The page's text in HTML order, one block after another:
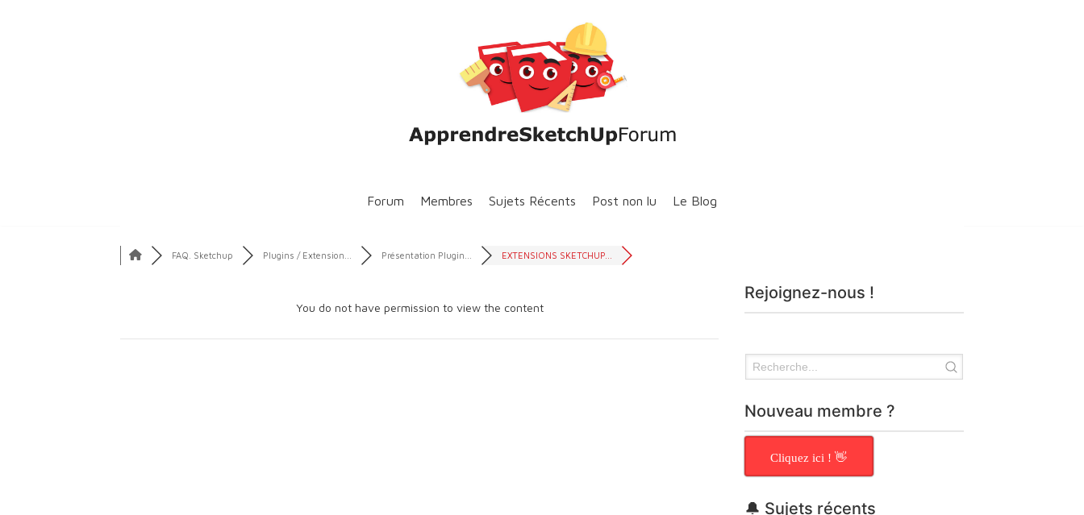
Forum Membres Sujets Récents Post non lu Le Blog
FAQ. Sketchup Plugins / Extension... Présentation Plugin... EXTENSIONS SKETCHUP...
You do not have permission to view the content
Rejoignez-nous !
Nouveau membre ?
Cliquez ici ! 👋
🔔 Sujets récents